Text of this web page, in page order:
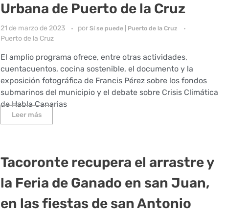
Urbana de Puerto de la Cruz
21 de marzo de 2023 por Sí se puede | Puerto de la Cruz
Puerto de la Cruz
El amplio programa ofrece, entre otras actividades,
cuentacuentos, cocina sostenible, el documento y la
exposición fotográfica de Francis Pérez sobre los fondos
submarinos del municipio y el debate sobre Crisis Climática
de Habla Canarias
Leer más
Tacoronte recupera el arrastre y
la Feria de Ganado en san Juan,
en las fiestas de san Antonio